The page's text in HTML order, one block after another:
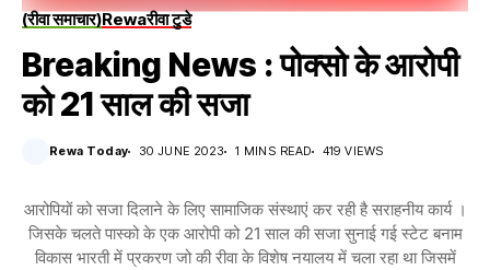
(रीवा समाचार)Rewaरीवा टुडे
Breaking News : पोक्सो के आरोपी
को 21 साल की सजा
Rewa Today 30 JUNE 2023 1 MINS READ 419 VIEWS
आरोपियों को सजा दिलाने के लिए सामाजिक संस्थाएं कर रही है सराहनीय कार्य ।
जिसके चलते पास्को के एक आरोपी को 21 साल की सजा सुनाई गई स्टेट बनाम
विकास भारती में प्रकरण जो की रीवा के विशेष नयालय में चला रहा था जिसमें